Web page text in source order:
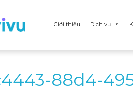
Giới thiệu Dịch vụ
88d4-